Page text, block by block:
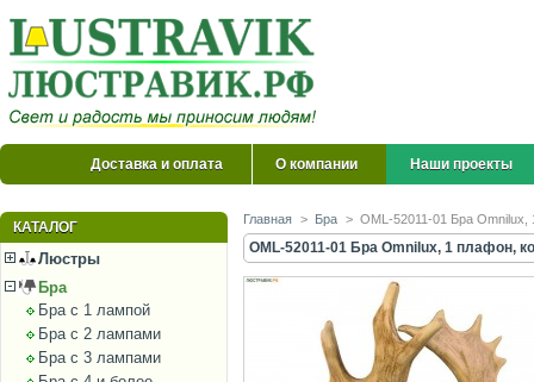
Доставка и оплата О компании Наши проекты
КАТАЛОГ
Люстры
Бра
Бра с 1 лампой
Бра с 2 лампами
Бра с 3 лампами
Главная > Бра > OML-52011-01 Бра
OML-52011-01 Бра Omnilux, 1 плафон,